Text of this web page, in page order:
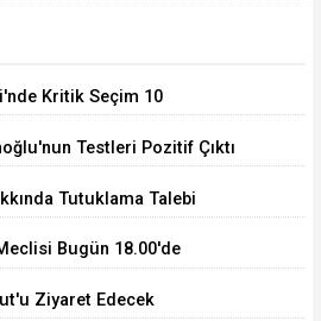
Kritik Seçim 10
Testleri Pozitif Çıktı
Tutuklama Talebi
Bugün 18.00'de
Ziyaret Edecek